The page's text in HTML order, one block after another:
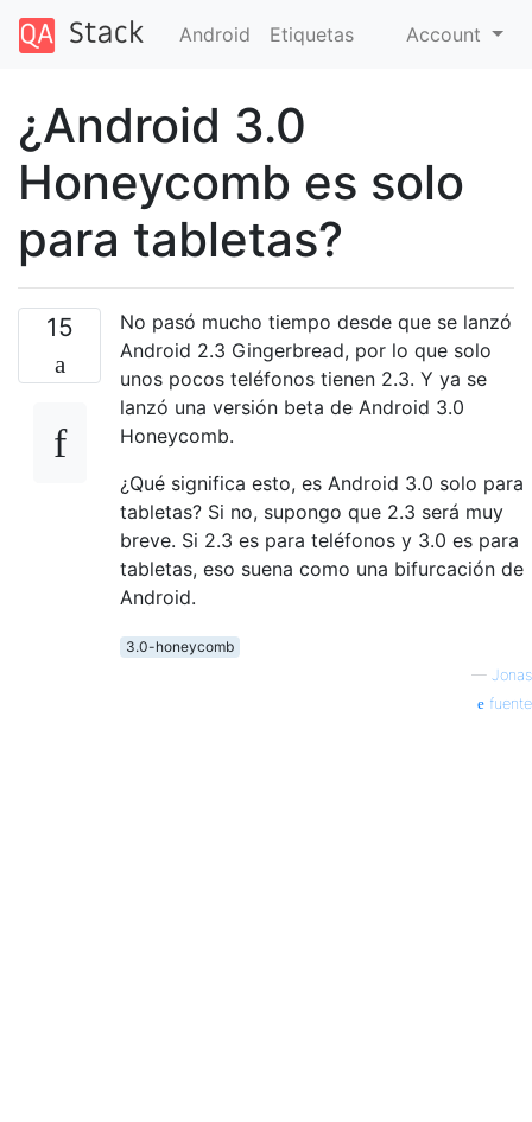
Android Etiquetas Account
¿Android 3.0
Honeycomb es solo
para tabletas?
15
No pasó mucho tiempo desde que se lanzó
Android 2.3 Gingerbread, por lo que solo
unos pocos teléfonos tienen 2.3. Y ya se
lanzó una versión beta de Android 3.0
Honeycomb.
¿Qué significa esto, es Android 3.0 solo para
tabletas? Si no, supongo que 2.3 será muy
breve. Si 2.3 es para teléfonos y 3.0 es para
tabletas, eso suena como una bifurcación de
Android.
3.0-honeycomb
— Jonas
fuente